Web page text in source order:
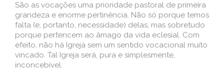
São as vocações uma prioridade pastoral de primeira
grandeza e enorme pertinência. Não só porque temos
falta (e, portanto, necessidade) delas, mas sobretudo
porque pertencem ao âmago da vida eclesial. Com
efeito, não há Igreja sem um sentido vocacional muito
vincado. Tal Igreja será, pura e simplesmente,
inconcebível.